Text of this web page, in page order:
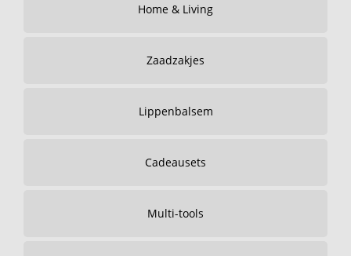
Home & Living
Zaadzakjes
Lippenbalsem
Cadeausets
Multi-tools